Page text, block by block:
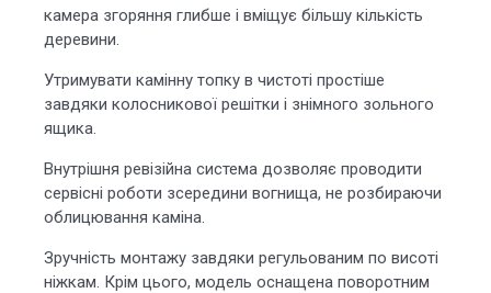
камера згоряння глибше і вміщує більшу кількість
деревини.
Утримувати камінну топку в чистоті простіше
завдяки колосникової решітки і знімного зольного
ящика.
Внутрішня ревізійна система дозволяє проводити
сервісні роботи зсередини вогнища, не розбираючи
облицювання каміна.
Зручність монтажу завдяки регульованим по висоті
ніжкам. Крім цього, модель оснащена поворотним